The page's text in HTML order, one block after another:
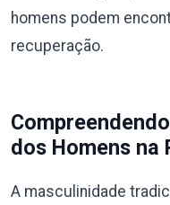
homens podem
recuperação.
dos Homens na
A masculinidade